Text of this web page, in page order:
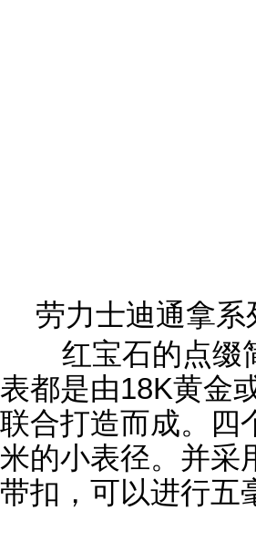
劳力士迪通拿
红宝石的点缀
表都是由18K黄金
联合打造而成。四
米的小表径。并采
带扣，可以进行五